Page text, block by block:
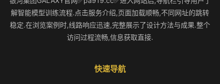
解智能模型训练流程.点击服务介绍,页面加载顺畅,不同网址的跳转
稳定.在浏览案例时,线路响应迅速,完整展示了设计方法与成果.整个
访问过程流畅,信息获取直接.
快速导航